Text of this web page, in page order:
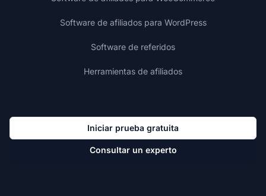
Software de afiliados para WordPress
Software de referidos
Herramientas de afiliados
Iniciar prueba gratuita
Consultar un experto